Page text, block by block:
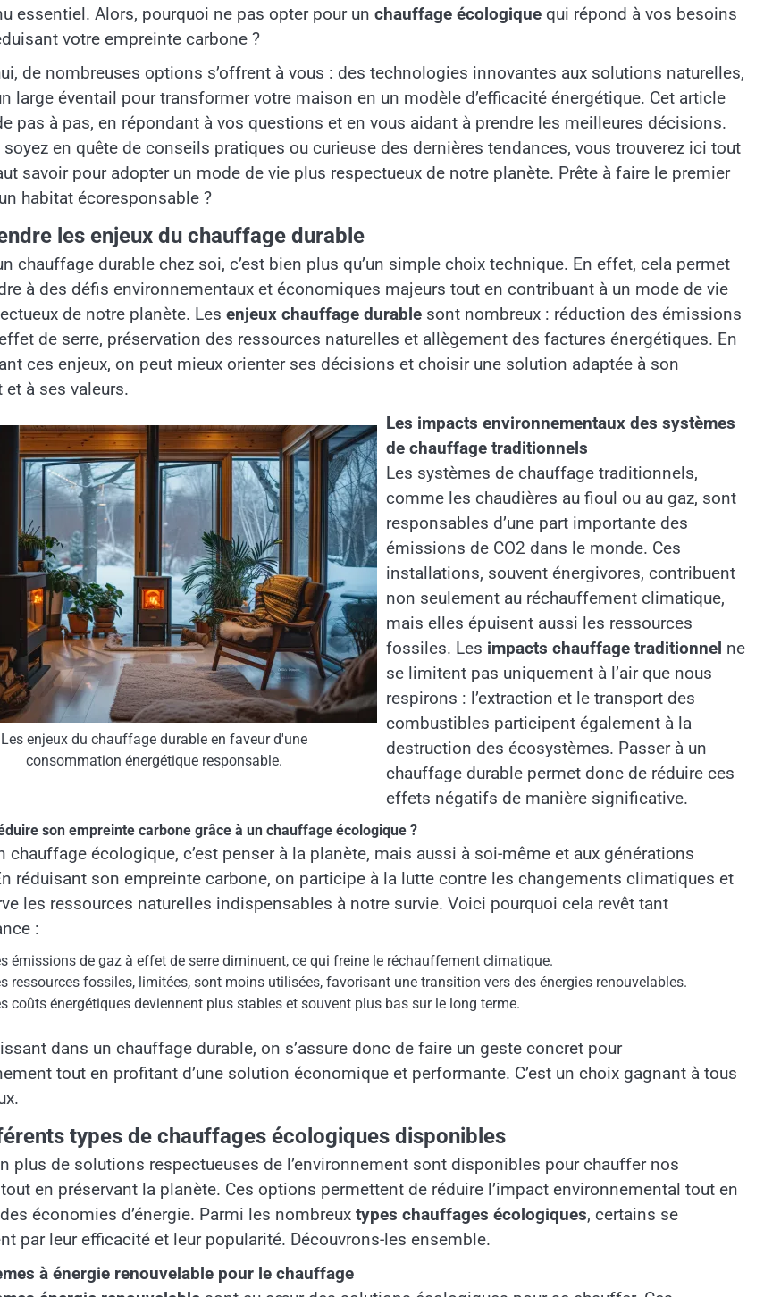
essentiel. Alors, pourquoi ne pas opter pour unchauffage écologique qui répond à vos besoins
votre empreinte carbone ?
de nombreuses options s’offrent à vous : des technologies innovantes aux solutions naturelles,
large éventail pour transformer votre maison en un modèle d’efficacité énergétique. Cet article
pas à pas, en répondant à vos questions et en vous aidant à prendre les meilleures décisions.
soyez en quête de conseils pratiques ou curieuse des dernières tendances, vous trouverez ici tout
savoir pour adopter un mode de vie plus respectueux de notre planète. Prête à faire le premier
habitat écoresponsable ?
les enjeux du chauffage durable
chauffage durable chez soi, c’est bien plus qu’un simple choix technique. En effet, cela permet
à des défis environnementaux et économiques majeurs tout en contribuant à un mode de vie
de notre planète. Lesenjeux chauffage durable sont nombreux : réduction des émissions
de serre, préservation des ressources naturelles et allègement des factures énergétiques. En
ces enjeux, on peut mieux orienter ses décisions et choisir une solution adaptée à son
et à ses valeurs.
Les enjeux du chauffage durable en faveur d'une
consommation énergétique responsable.
Les impacts environnementaux des systèmes
de chauffage traditionnels
Les systèmes de chauffage traditionnels,
comme les chaudières au fioul ou au gaz, sont
responsables d’une part importante des
émissions de CO2 dans le monde. Ces
installations, souvent énergivores, contribuent
non seulement au réchauffement climatique,
mais elles épuisent aussi les ressources
fossiles. Les impacts chauffage traditionnel ne
se limitent pas uniquement à l’air que nous
respirons : l’extraction et le transport des
combustibles participent également à la
destruction des écosystèmes. Passer à un
chauffage durable permet donc de réduire ces
effets négatifs de manière significative.
son empreinte carbone grâce à un chauffage écologique ?
chauffage écologique, c’est penser à la planète, mais aussi à soi-même et aux générations
réduisant son empreinte carbone, on participe à la lutte contre les changements climatiques et
les ressources naturelles indispensables à notre survie. Voici pourquoi cela revêt tant
:
émissions de gaz à effet de serre diminuent, ce qui freine le réchauffement climatique.
ressources fossiles, limitées, sont moins utilisées, favorisant une transition vers des énergies renouvelables.
coûts énergétiques deviennent plus stables et souvent plus bas sur le long terme.
dans un chauffage durable, on s’assure donc de faire un geste concret pour
tout en profitant d’une solution économique et performante. C’est un choix gagnant à tous
types de chauffages écologiques disponibles
plus de solutions respectueuses de l’environnement sont disponibles pour chauffer nos
en préservant la planète. Ces options permettent de réduire l’impact environnemental tout en
économies d’énergie. Parmi les nombreuxtypes chauffages écologiques, certains se
par leur efficacité et leur popularité. Découvrons-les ensemble.
à énergie renouvelable pour le chauffage